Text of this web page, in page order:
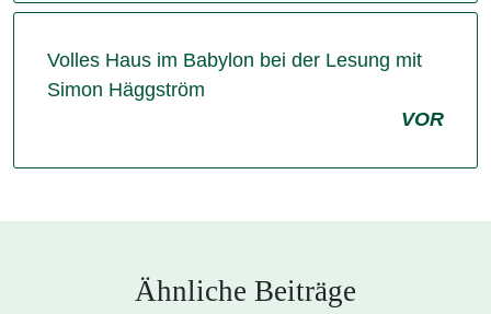
Volles Haus im Babylon bei der Lesung mit
Simon Häggström
VOR
Ähnliche Beiträge